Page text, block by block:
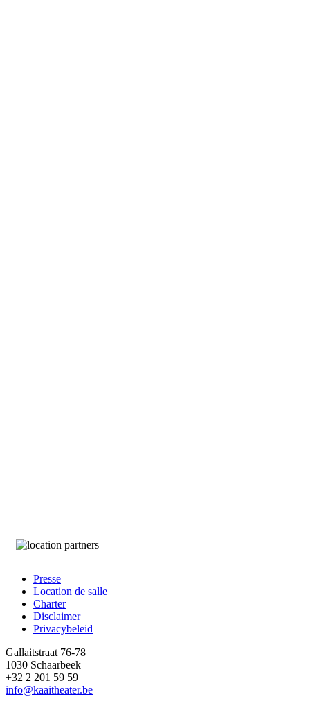
Footer
Presse
Location de salle
Charter
Disclaimer
Privacybeleid
Gallaitstraat 76-78
1030 Schaarbeek
+32 2 201 59 59
info@kaaitheater.be